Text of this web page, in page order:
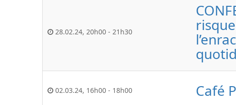
28.02.24, 20h00 - 21h30
02.03.24, 16h00 - 18h00 Café